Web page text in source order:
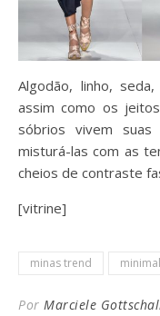
Algodão, linho,
assim como os
sóbrios vivem suas
misturá-las com as
cheios de contraste
[vitrine]
minas trend
Por Marciele